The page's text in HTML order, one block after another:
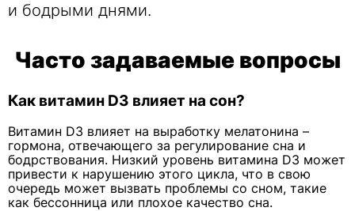
и бодрыми днями.
Часто задаваемые вопросы
Как витамин D3 влияет на сон?
Витамин D3 влияет на выработку мелатонина –
гормона, отвечающего за регулирование сна и
бодрствования. Низкий уровень витамина D3 может
привести к нарушению этого цикла, что в свою
очередь может вызвать проблемы со сном, такие
как бессонница или плохое качество сна.